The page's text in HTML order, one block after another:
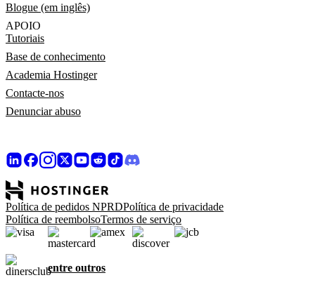
Blogue (em inglês)
APOIO
Tutoriais
Base de conhecimento
Academia Hostinger
Contacte-nos
Denunciar abuso
Política de pedidos NPRDPolítica de privacidade
Política de reembolsoTermos de serviço
entre outros